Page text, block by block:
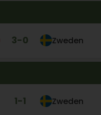
3-0 Zweden
1-1 Zweden